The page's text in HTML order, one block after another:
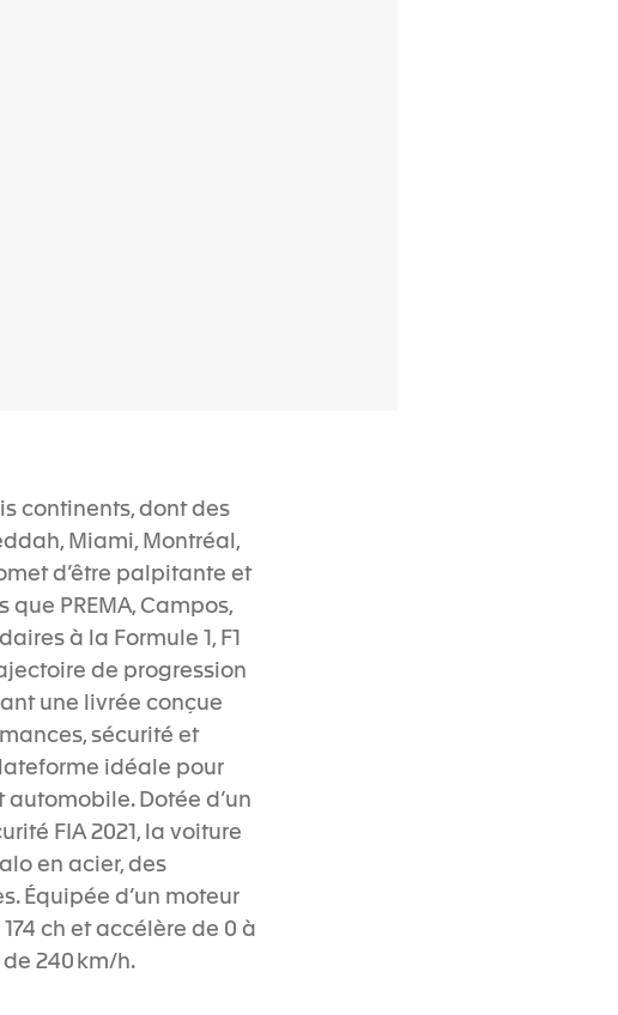
continents, dont des
Miami, Montréal,
d’être palpitante et
PREMA, Campos,
à la Formule 1, F1
de progression
une livrée conçue
sécurité et
idéale pour
Dotée d’un
FIA 2021, la voiture
en acier, des
Équipée d’un moteur
ch et accélère de 0 à
240 km/h.